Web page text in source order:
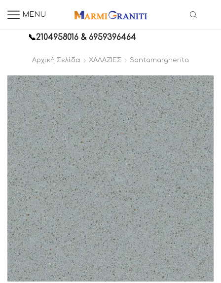
MENU
📞2104958016 &6959396464
Αρχική Σελίδα ΧΑΛΑΖΙΕΣ Santamargherita